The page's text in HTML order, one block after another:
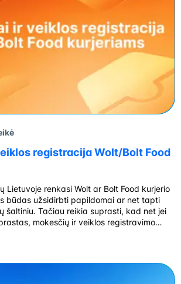
registracija Wolt/Bolt Food
Lietuvoje renkasi Wolt ar Bolt Food kurjerio
būdas užsidirbti papildomai ar net tapti
šaltiniu. Tačiau reikia suprasti, kad net jei
mokesčių ir veiklos registravimo